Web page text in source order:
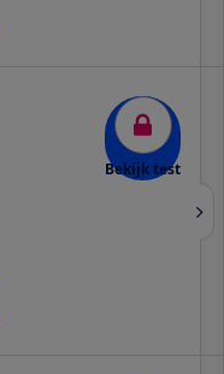
Bekijk test